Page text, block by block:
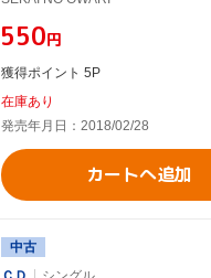
¥550円
獲得ポイント 5P
在庫あり
発売年月日：2018/02/28
カートへ追加
中古